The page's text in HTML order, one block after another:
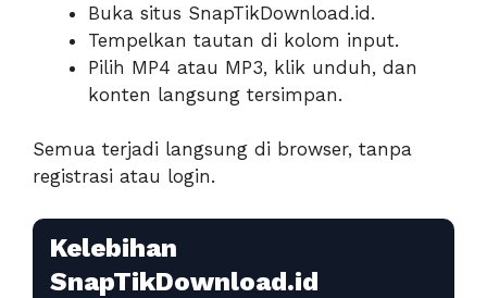
Buka situs SnapTikDownload.id.
Tempelkan tautan di kolom input.
Pilih MP4 atau MP3, klik unduh, dan
konten langsung tersimpan.
Semua terjadi langsung di browser, tanpa
registrasi atau login.
Kelebihan
SnapTikDownload.id